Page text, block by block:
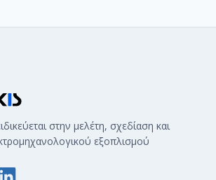
στην μελέτη, σχεδίαση και
εξοπλισμού